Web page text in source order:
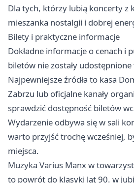
Dla tych, którzy lubią koncerty
mieszanka nostalgii i dobrej
Bilety i praktyczne informacje
Dokładne informacje o cenach i
biletów nie zostały
Najpewniejsze źródła to kasa
Zabrzu lub oficjalne kanały
sprawdzić dostępność biletów
Wydarzenie odbywa się w sali
warto przyjść trochę wcześniej,
miejsca.
Muzyka Varius Manx w
to powrót do klasyki lat 90. w